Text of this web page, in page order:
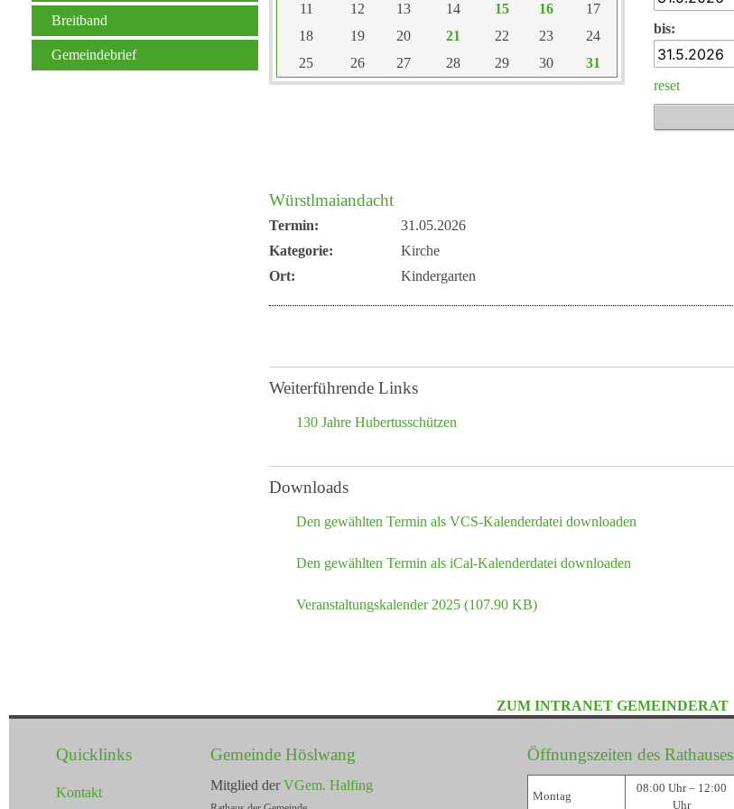
Breitband
Gemeindebrief
11
12 13 14 15 16
17
18
19 20 21 22 23
24
25
26 27 28 29 30 31
bis:
reset
Würstlmaiandacht
Termin:
31.05.2026
Kategorie:
Kirche
Ort:
Kindergarten
Weiterführende Links
130 Jahre Hubertusschützen
Downloads
Den gewählten Termin als VCS-Kalenderdatei downloaden
Den gewählten Termin als iCal-Kalenderdatei downloaden
Veranstaltungskalender 2025 (107.90 KB)
ZUM INTRANET GEMEINDERAT
Quicklinks
Kontakt
Gemeinde Höslwang
Mitglied derVGem. Halfing
Öffnungszeiten des Rathauses
Montag
08:00 Uhr – 12:00
Uhr